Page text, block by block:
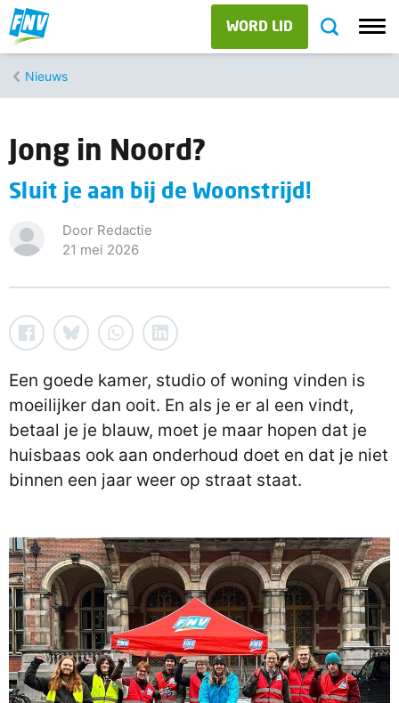
WORD LID
Nieuws
Jong in Noord?
Sluit je aan bij de Woonstrijd!
Door Redactie
21 mei 2026
Een goede kamer, studio of woning vinden is
moeilijker dan ooit. En als je er al een vindt,
betaal je je blauw, moet je maar hopen dat je
huisbaas ook aan onderhoud doet en dat je niet
binnen een jaar weer op straat staat.